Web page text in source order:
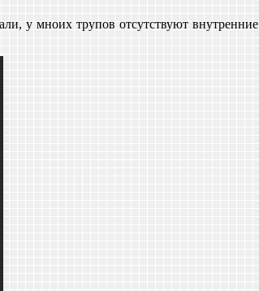
у мноих трупов отсутствуют внутренние